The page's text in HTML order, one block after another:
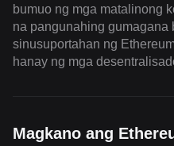
bumuo ng mga matalinong
na pangunahing
sinusuportahan ng
hanay ng mga
Magkano ang